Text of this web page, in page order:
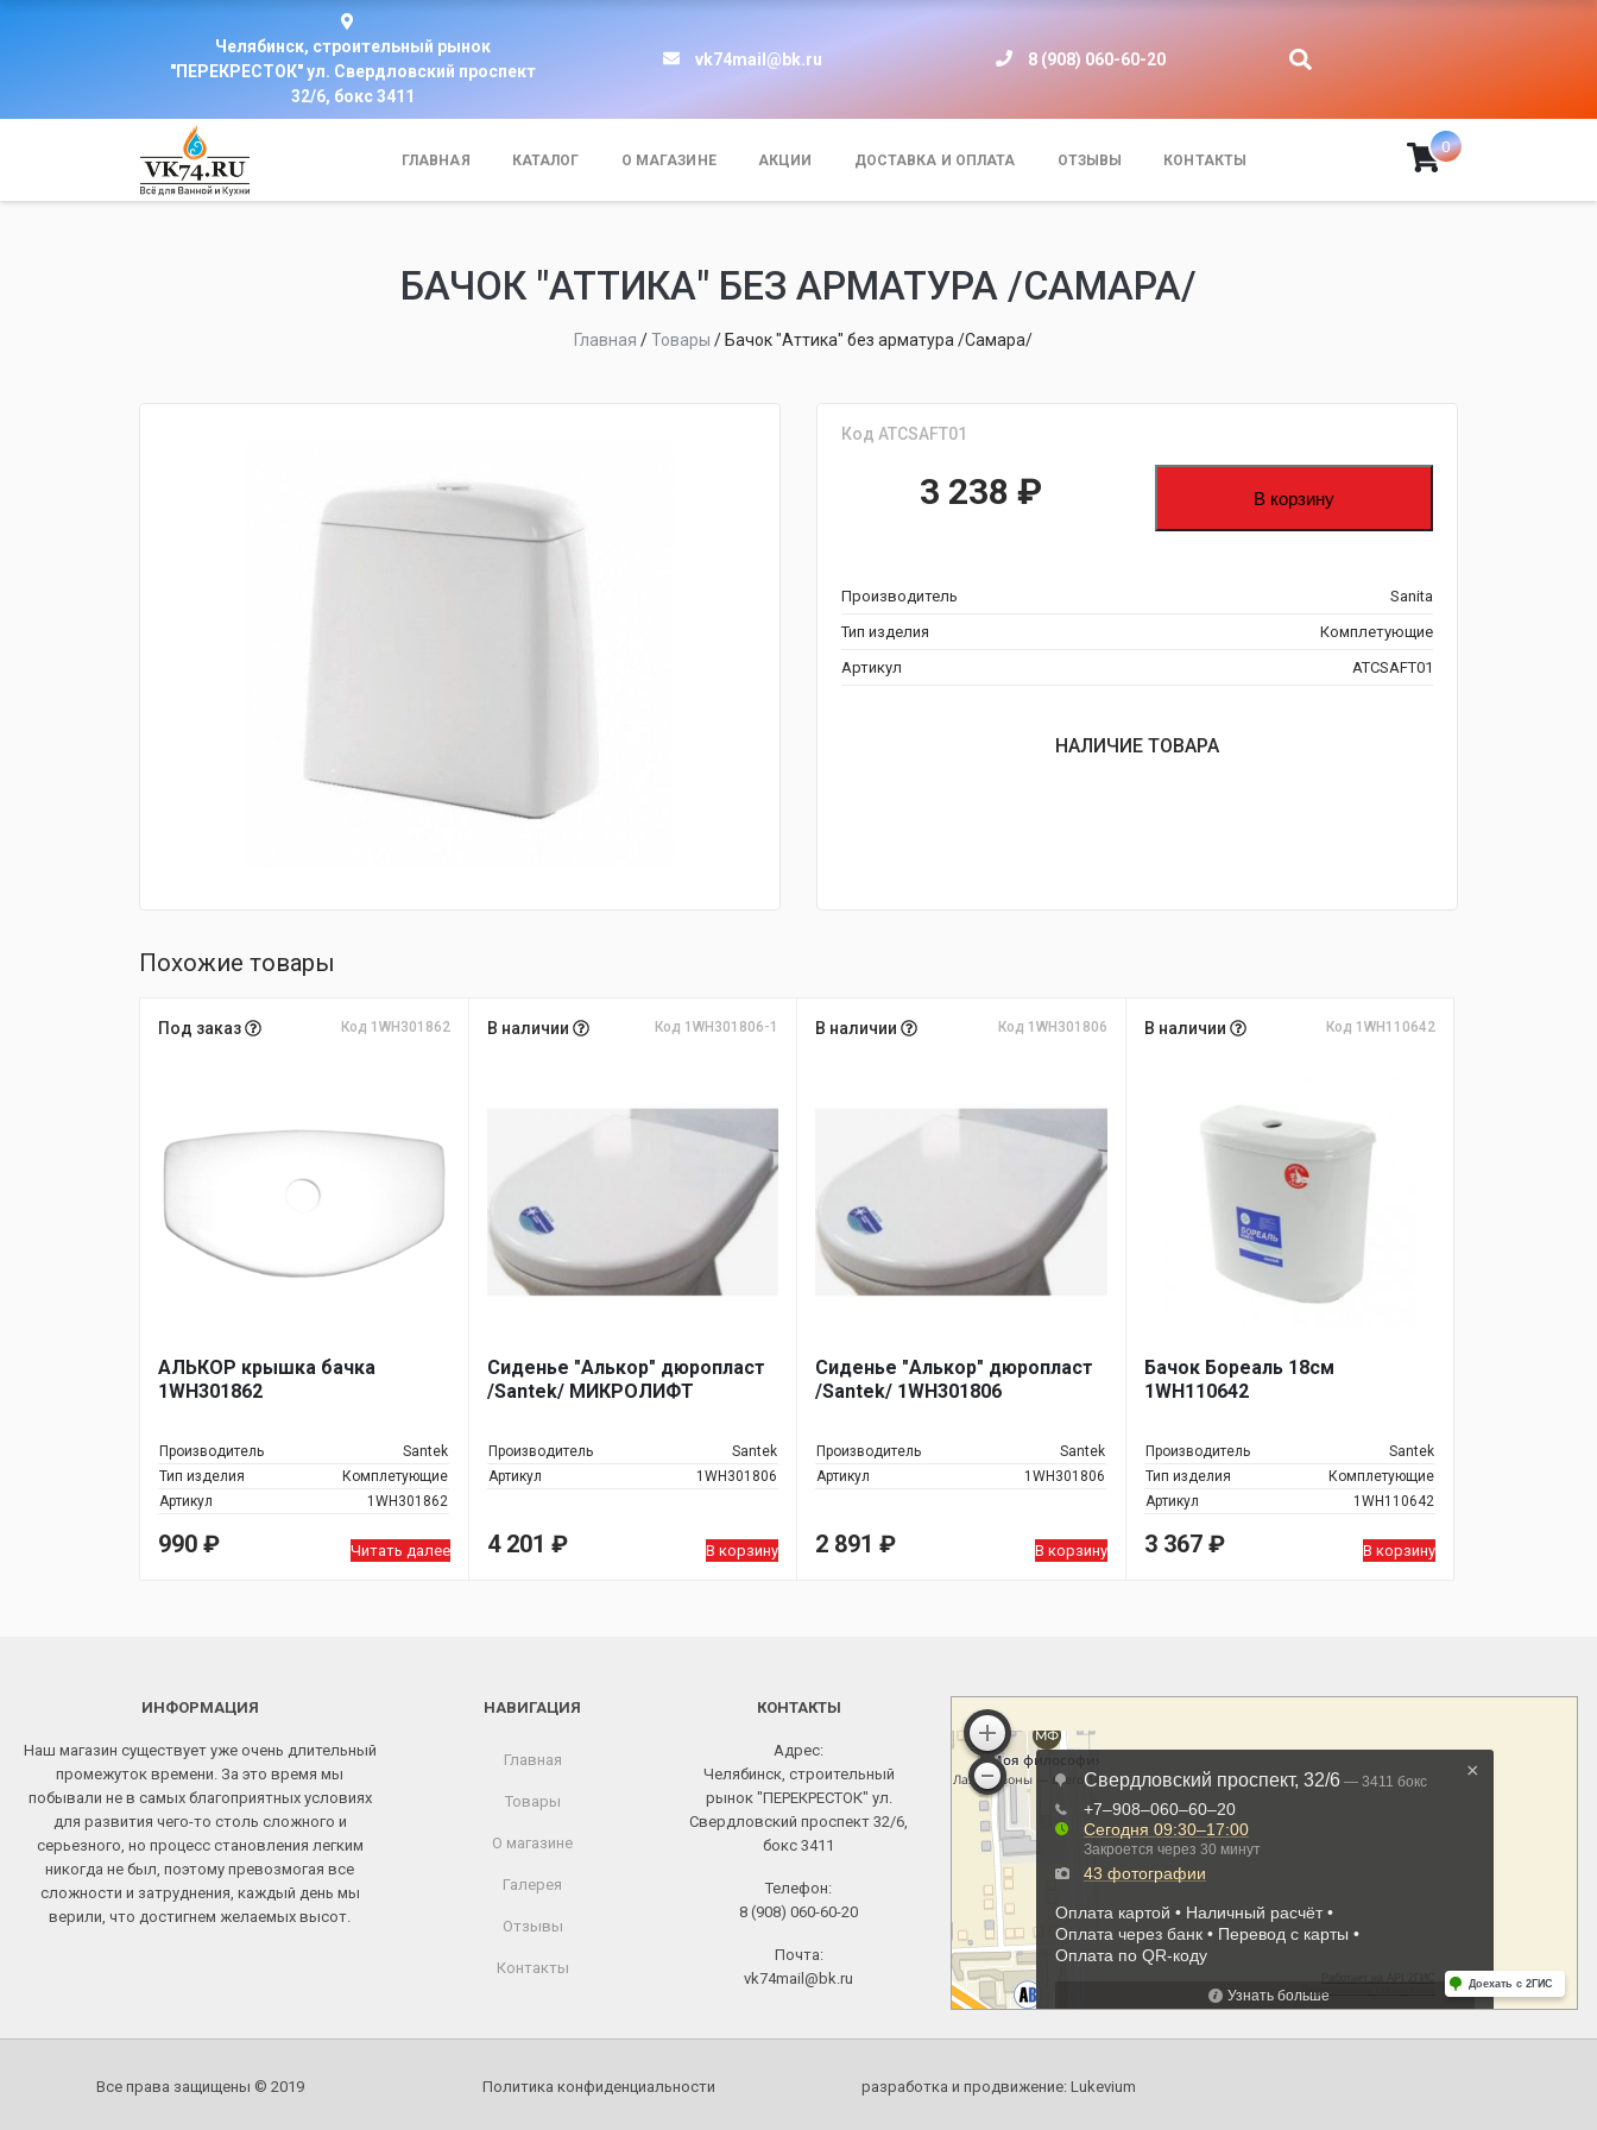
Челябинск, строительный рынок
"ПЕРЕКРЕСТОК" ул. Свердловский проспект
32/6, бокс 3411
vk74mail@bk.ru 8 (908) 060-60-20
ГЛАВНАЯ КАТАЛОГ О МАГАЗИНЕ АКЦИИ ДОСТАВКА И ОПЛАТА ОТЗЫВЫ КОНТАКТЫ
0
БАЧОК "АТТИКА" БЕЗ АРМАТУРА /САМАРА/
Главная /Товары / Бачок "Аттика" без арматура /Самара/
Код ATCSAFT01
3 238 ₽ В корзину
Производитель
Sanita
Тип изделия
Комплетующие
Артикул
ATCSAFT01
НАЛИЧИЕ ТОВАРА
Похожие товары
Под заказ Код 1WH301862
АЛЬКОР крышка бачка
1WH301862
Производитель
Santek
Тип изделия
Комплетующие
Артикул
1WH301862
990 ₽ Читать далее
В наличии Код 1WH301806-1
Сиденье "Алькор" дюропласт
/Santek/ МИКРОЛИФТ
Производитель
Santek
Артикул
1WH301806
4 201 ₽ В корзину
В наличии Код 1WH301806
Сиденье "Алькор" дюропласт
/Santek/ 1WH301806
Производитель
Santek
Артикул
1WH301806
2 891 ₽ В корзину
В наличии Код 1WH110642
Бачок Бореаль 18см
1WH110642
Производитель
Santek
Тип изделия
Комплетующие
Артикул
1WH110642
3 367 ₽ В корзину
ИНФОРМАЦИЯ
Наш магазин существует уже очень длительный
промежуток времени. За это время мы
побывали не в самых благоприятных условиях
для развития чего-то столь сложного и
серьезного, но процесс становления легким
никогда не был, поэтому превозмогая все
сложности и затруднения, каждый день мы
верили, что достигнем желаемых высот.
НАВИГАЦИЯ
Главная
Товары
О магазине
Галерея
Отзывы
Контакты
КОНТАКТЫ
Адрес:
Челябинск, строительный
рынок "ПЕРЕКРЕСТОК" ул.
Свердловский проспект 32/6,
бокс 3411
Телефон:
8 (908) 060-60-20
Почта:
vk74mail@bk.ru
Все права защищены © 2019 Политика конфиденциальности разработка и продвижение: Lukevium